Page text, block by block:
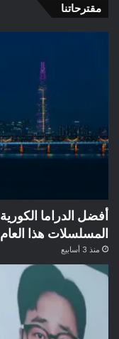
مقترحاتنا
المسلسلات هذا العام
منذ 3 أسابيع